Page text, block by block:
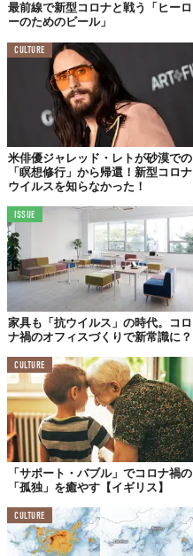
最前線で新型コロナと戦う「ヒーロ
ーのためのビール」
CULTURE
米俳優ジャレッド・レトが砂漠での
「瞑想修行」から帰還！新型コロナ
ウイルスを知らなかった！
ISSUE
家具も「抗ウイルス」の時代。コロ
ナ禍のオフィスづくりで新常識に？
CULTURE
「サポート・バブル」でコロナ禍の
「孤独」を癒やす【イギリス】
CULTURE